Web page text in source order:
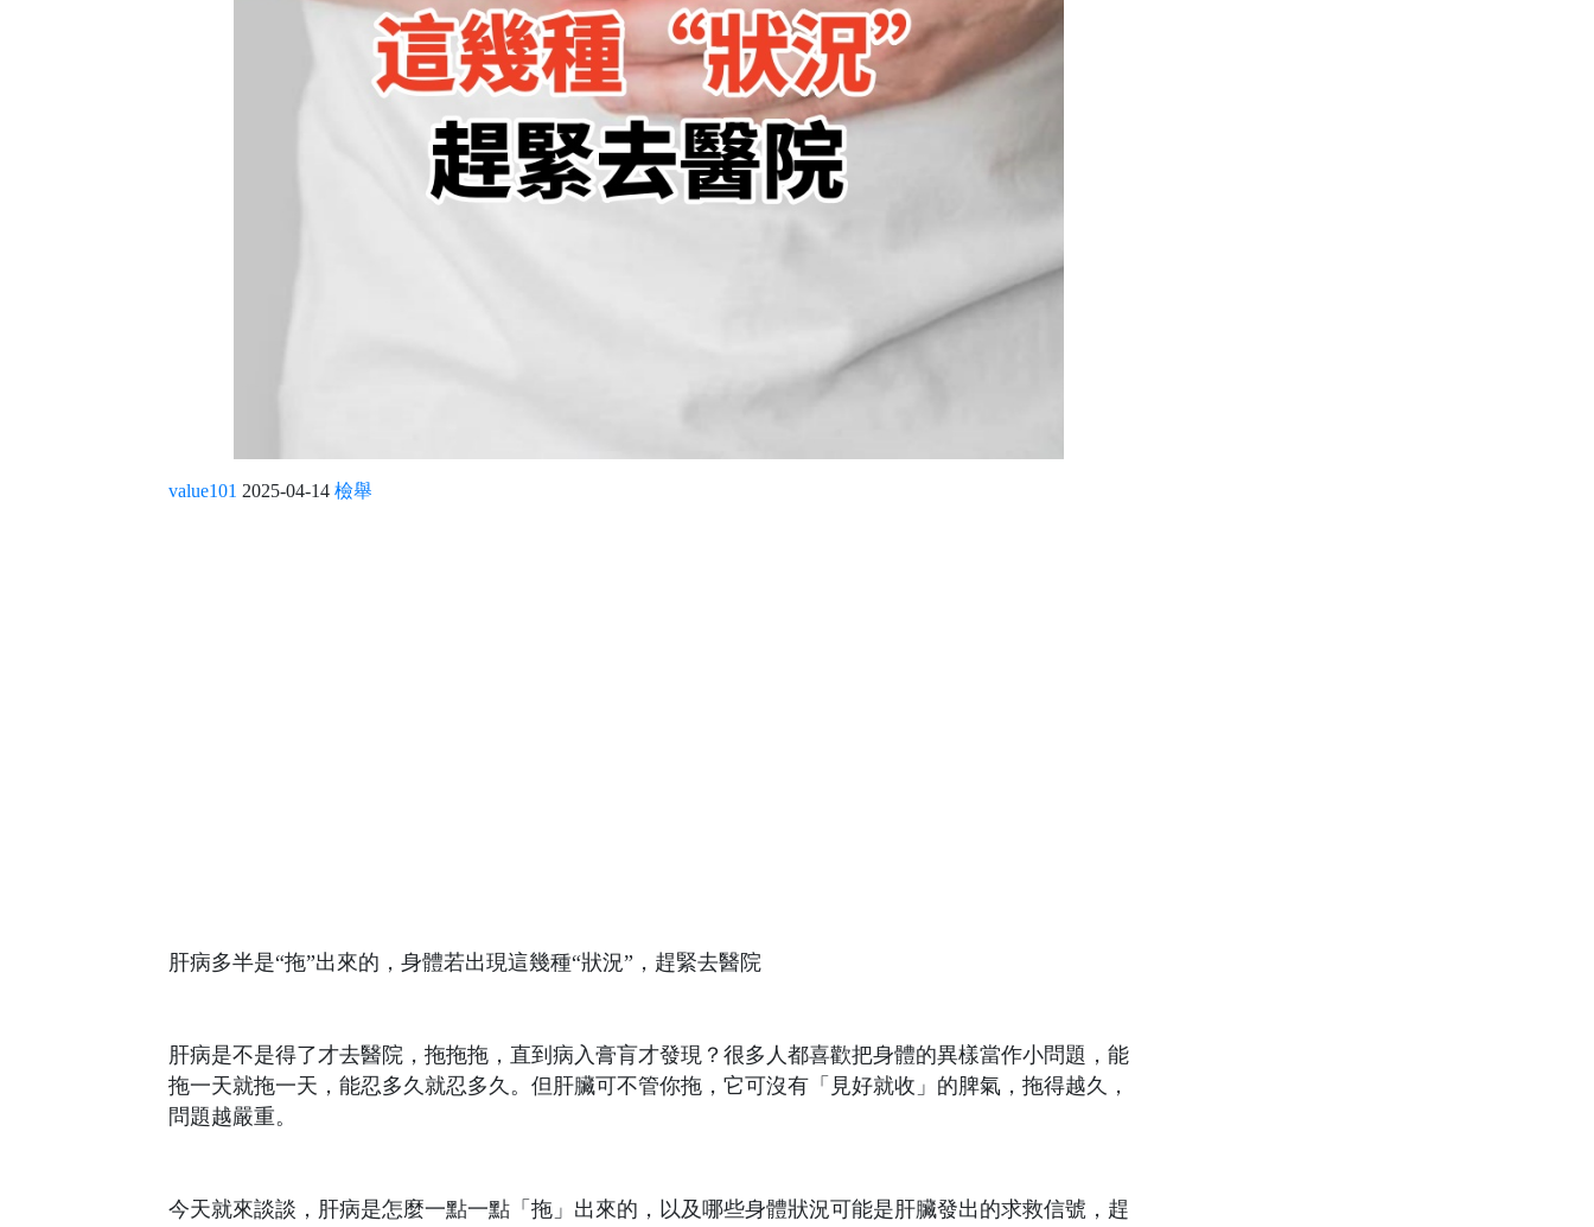
value101 2025-04-14 檢舉
肝病多半是“拖”出來的，身體若出現這幾種“狀況”，趕緊去醫院
肝病是不是得了才去醫院，拖拖拖，直到病入膏肓才發現？很多人都喜歡把身體的異樣當作小問題，能
拖一天就拖一天，能忍多久就忍多久。但肝臟可不管你拖，它可沒有「見好就收」的脾氣，拖得越久，
問題越嚴重。
今天就來談談，肝病是怎麼一點一點「拖」出來的，以及哪些身體狀況可能是肝臟發出的求救信號，趕